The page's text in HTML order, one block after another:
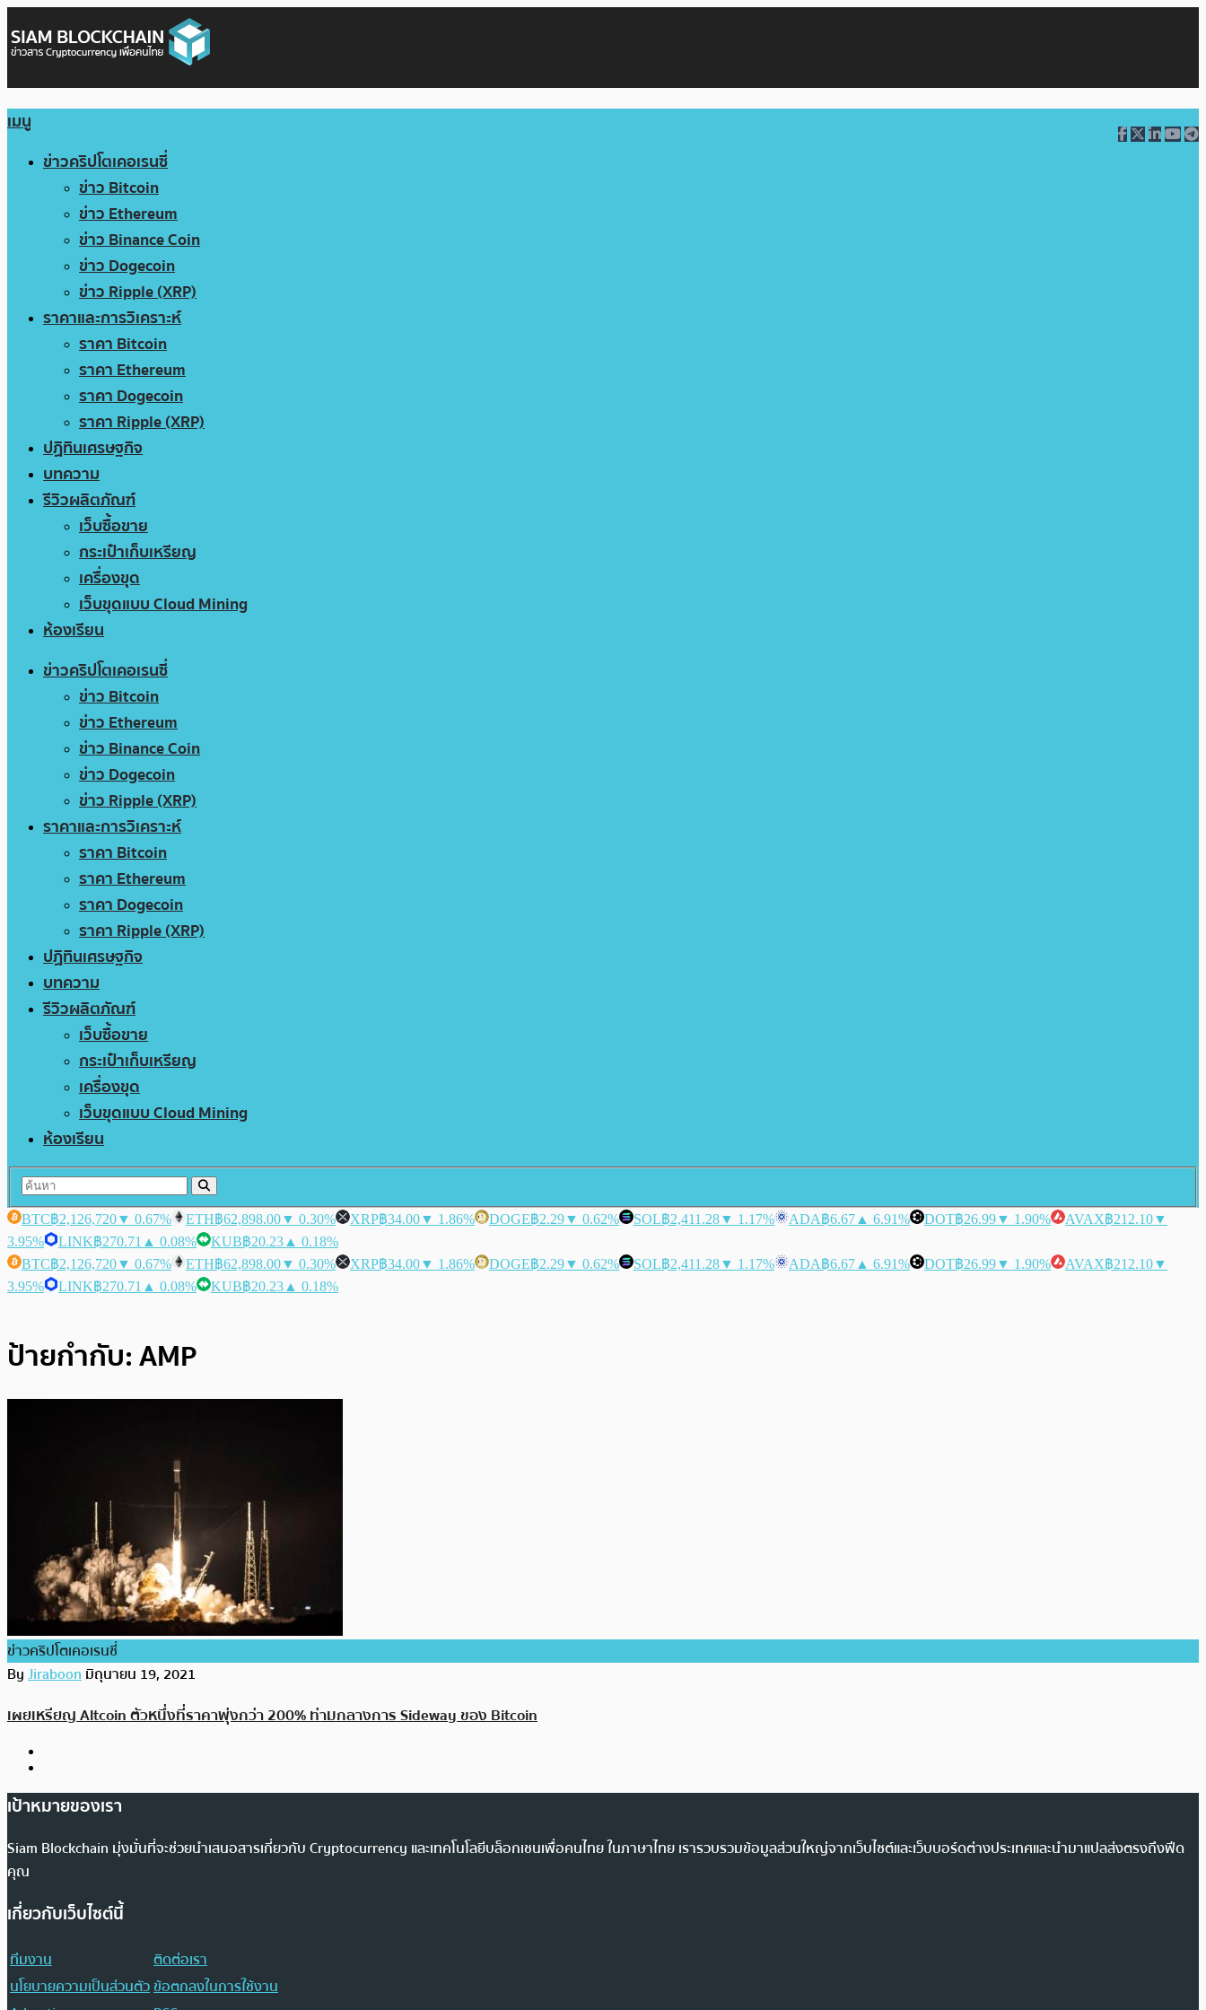
เมนู
ข่าวคริปโตเคอเรนซี่
ข่าว Bitcoin
ข่าว Ethereum
ข่าว Binance Coin
ข่าว Dogecoin
ข่าว Ripple (XRP)
ราคาและการวิเคราะห์
ราคา Bitcoin
ราคา Ethereum
ราคา Dogecoin
ราคา Ripple (XRP)
ปฏิทินเศรษฐกิจ
บทความ
รีวิวผลิตภัณฑ์
เว็บซื้อขาย
กระเป๋าเก็บเหรียญ
เครื่องขุด
เว็บขุดแบบ Cloud Mining
ห้องเรียน
ข่าวคริปโตเคอเรนซี่
ข่าว Bitcoin
ข่าว Ethereum
ข่าว Binance Coin
ข่าว Dogecoin
ข่าว Ripple (XRP)
ราคาและการวิเคราะห์
ราคา Bitcoin
ราคา Ethereum
ราคา Dogecoin
ราคา Ripple (XRP)
ปฏิทินเศรษฐกิจ
บทความ
รีวิวผลิตภัณฑ์
เว็บซื้อขาย
กระเป๋าเก็บเหรียญ
เครื่องขุด
เว็บขุดแบบ Cloud Mining
ห้องเรียน
BTC฿2,126,720▼ 0.67% ETH฿62,898.00▼ 0.30% XRP฿34.00▼ 1.86% DOGE฿2.29▼ 0.62% SOL฿2,411.28▼ 1.17% ADA฿6.67 ▲ 6.91% DOT฿26.99▼ 1.90% AVAX฿212.10▼
3.95%
LINK฿270.71 ▲ 0.08% KUB฿20.23 ▲ 0.18%
BTC฿2,126,720▼ 0.67% ETH฿62,898.00▼ 0.30% XRP฿34.00▼ 1.86% DOGE฿2.29▼ 0.62% SOL฿2,411.28▼ 1.17% ADA฿6.67 ▲ 6.91% DOT฿26.99▼ 1.90% AVAX฿212.10▼
3.95%
LINK฿270.71 ▲ 0.08% KUB฿20.23 ▲ 0.18%
ป้ายกำกับ:AMP
ข่าวคริปโตเคอเรนซี่
ByJiraboonมิถุนายน 19, 2021
เผยเหรียญ Altcoin ตัวหนึ่งที่ราคาพุ่งกว่า 200% ท่ามกลางการ Sideway ของ Bitcoin
เป้าหมายของเรา
Siam Blockchain มุ่งมั่นที่จะช่วยนำเสนอสารเกี่ยวกับ Cryptocurrency และเทคโนโลยีบล็อกเชนเพื่อคนไทย ในภาษาไทย เรารวบรวมข้อมูลส่วนใหญ่จากเว็บไซต์และเว็บบอร์ดต่างประเทศและนำมาแปลส่งตรงถึงฟีด
คุณ
เกี่ยวกับเว็บไซต์นี้
ทีมงาน
ติดต่อเรา
นโยบายความเป็นส่วนตัวข้อตกลงในการใช้งาน